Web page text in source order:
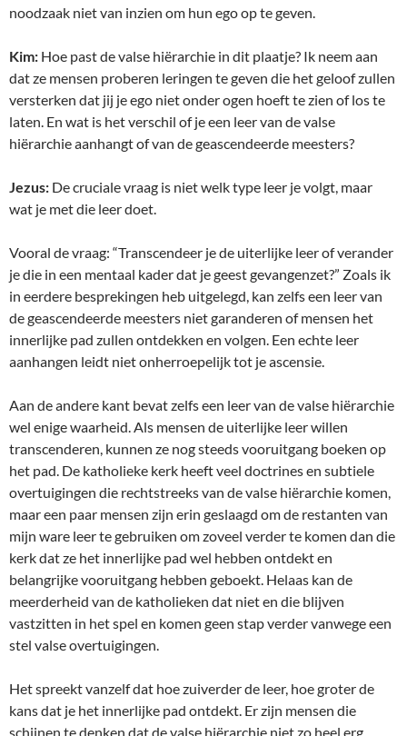
noodzaak niet van inzien om hun ego op te geven.
Kim: Hoe past de valse hiërarchie in dit plaatje? Ik neem aan
dat ze mensen proberen leringen te geven die het geloof zullen
versterken dat jij je ego niet onder ogen hoeft te zien of los te
laten. En wat is het verschil of je een leer van de valse
hiërarchie aanhangt of van de geascendeerde meesters?
Jezus: De cruciale vraag is niet welk type leer je volgt, maar
wat je met die leer doet.
Vooral de vraag: “Transcendeer je de uiterlijke leer of verander
je die in een mentaal kader dat je geest gevangenzet?” Zoals ik
in eerdere besprekingen heb uitgelegd, kan zelfs een leer van
de geascendeerde meesters niet garanderen of mensen het
innerlijke pad zullen ontdekken en volgen. Een echte leer
aanhangen leidt niet onherroepelijk tot je ascensie.
Aan de andere kant bevat zelfs een leer van de valse hiërarchie
wel enige waarheid. Als mensen de uiterlijke leer willen
transcenderen, kunnen ze nog steeds vooruitgang boeken op
het pad. De katholieke kerk heeft veel doctrines en subtiele
overtuigingen die rechtstreeks van de valse hiërarchie komen,
maar een paar mensen zijn erin geslaagd om de restanten van
mijn ware leer te gebruiken om zoveel verder te komen dan die
kerk dat ze het innerlijke pad wel hebben ontdekt en
belangrijke vooruitgang hebben geboekt. Helaas kan de
meerderheid van de katholieken dat niet en die blijven
vastzitten in het spel en komen geen stap verder vanwege een
stel valse overtuigingen.
Het spreekt vanzelf dat hoe zuiverder de leer, hoe groter de
kans dat je het innerlijke pad ontdekt. Er zijn mensen die
schijnen te denken dat de valse hiërarchie niet zo heel erg